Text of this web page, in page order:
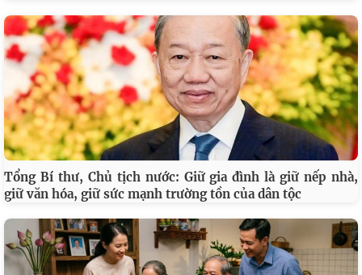
Tổng Bí thư, Chủ tịch nước: Giữ gia đình là giữ nếp nhà,
giữ văn hóa, giữ sức mạnh trường tồn của dân tộc